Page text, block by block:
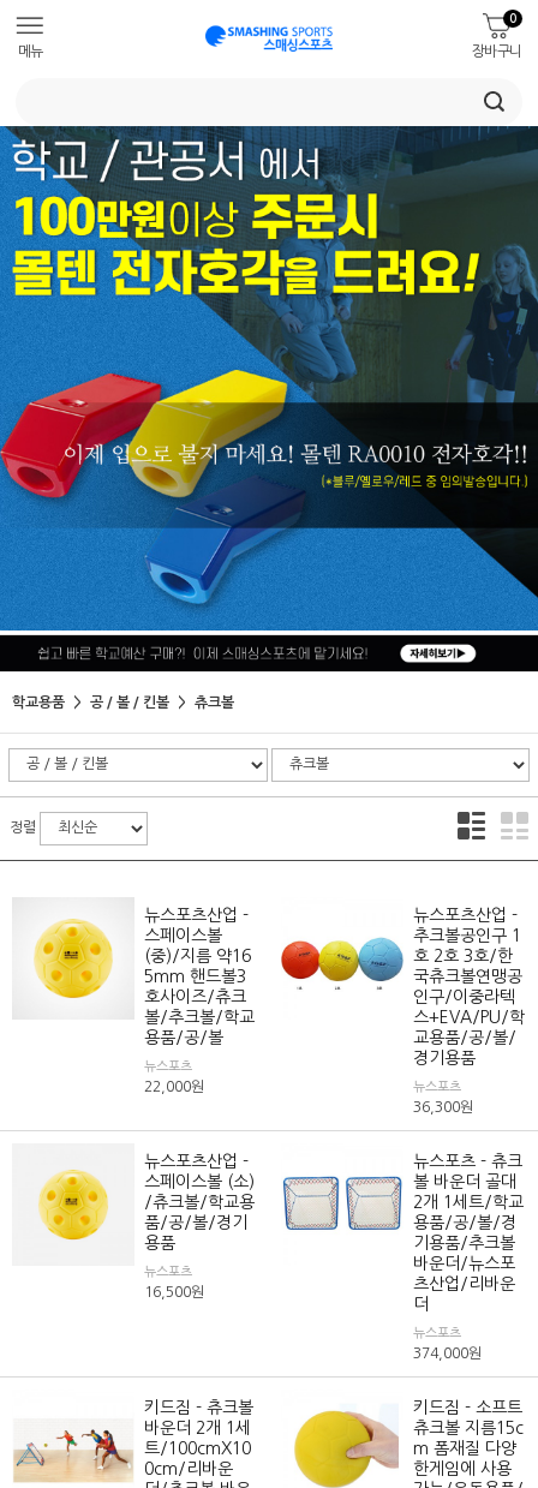
메뉴 장바구니
0
학교용품 공 / 볼 / 킨볼 츄크볼
정렬
뉴스포츠산업 -
스페이스볼
(중)/지름 약16
5mm 핸드볼3
호사이즈/츄크
볼/추크볼/학교
용품/공/볼
뉴스포츠
22,000원
뉴스포츠산업 -
추크볼공인구 1
호 2호 3호/한
국츄크볼연맹공
인구/이중라텍
스+EVA/PU/학
교용품/공/볼/
경기용품
뉴스포츠
36,300원
뉴스포츠산업 -
스페이스볼 (소)
/츄크볼/학교용
품/공/볼/경기
용품
뉴스포츠
16,500원
뉴스포츠 - 츄크
볼 바운더 골대
2개 1세트/학교
용품/공/볼/경
기용품/추크볼
바운더/뉴스포
츠산업/리바운
더
뉴스포츠
374,000원
키드짐 - 츄크볼
바운더 2개 1세
트/100cmX10
0cm/리바운
키드짐 - 소프트
츄크볼 지름15c
m 폼재질 다양
한게임에 사용